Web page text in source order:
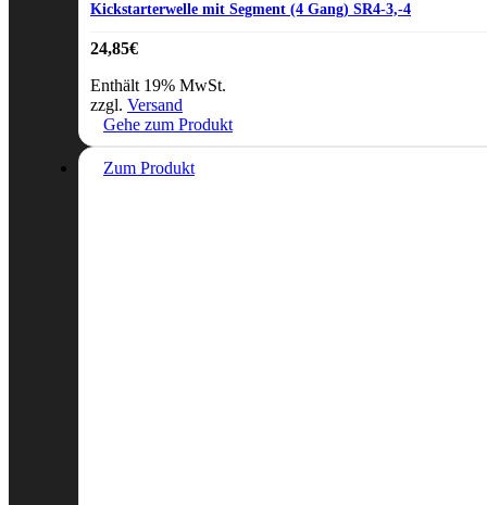
Kickstarterwelle mit Segment (4 Gang) SR4-3,-4
24,85€
Enthält 19% MwSt.
zzgl. Versand
Gehe zum Produkt
Zum Produkt